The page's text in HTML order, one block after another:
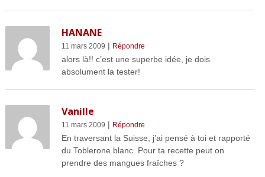
HANANE
11 mars 2009 | Répondre
alors là!! c’est une superbe idée, je dois
absolument la tester!
Vanille
11 mars 2009 | Répondre
En traversant la Suisse, j’ai pensé à toi et rapporté
du Toblerone blanc. Pour ta recette peut on
prendre des mangues fraîches ?